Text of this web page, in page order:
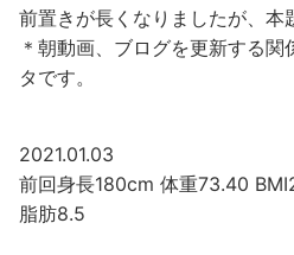
前置きが長くなりましたが、本
＊朝動画、ブログを更新する
タです。
2021.01.03
前回身長180cm 体重73.40
脂肪8.5